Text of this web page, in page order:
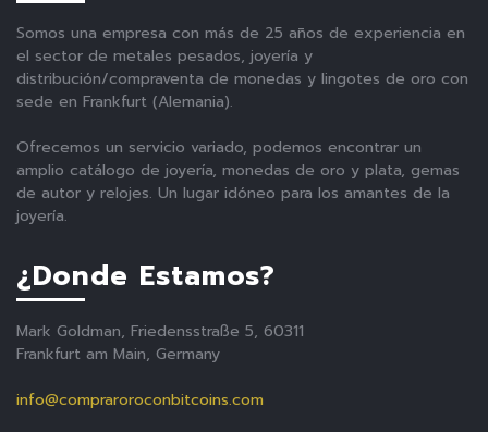
Somos una empresa con más de 25 años de experiencia en
el sector de metales pesados, joyería y
distribución/compraventa de monedas y lingotes de oro con
sede en Frankfurt (Alemania).
Ofrecemos un servicio variado, podemos encontrar un
amplio catálogo de joyería, monedas de oro y plata, gemas
de autor y relojes. Un lugar idóneo para los amantes de la
joyería.
¿Donde Estamos?
Mark Goldman, Friedensstraße 5, 60311
Frankfurt am Main, Germany
info@compraroroconbitcoins.com